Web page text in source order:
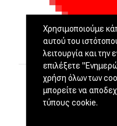
Χρησιμοποιούμε
αυτού του
λειτουργία και
επιλέξετε
χρήση όλων των
μπορείτε να
τύπους cookie.